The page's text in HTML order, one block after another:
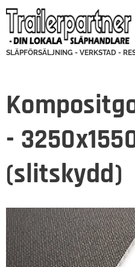
SLÄPFÖRSÄLJNING - VERKSTAD -
-
(slitskydd)